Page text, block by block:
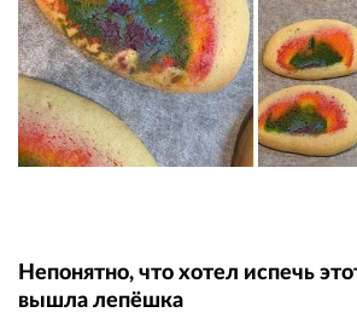
Непонятно, что хотел испечь
вышла лепёшка